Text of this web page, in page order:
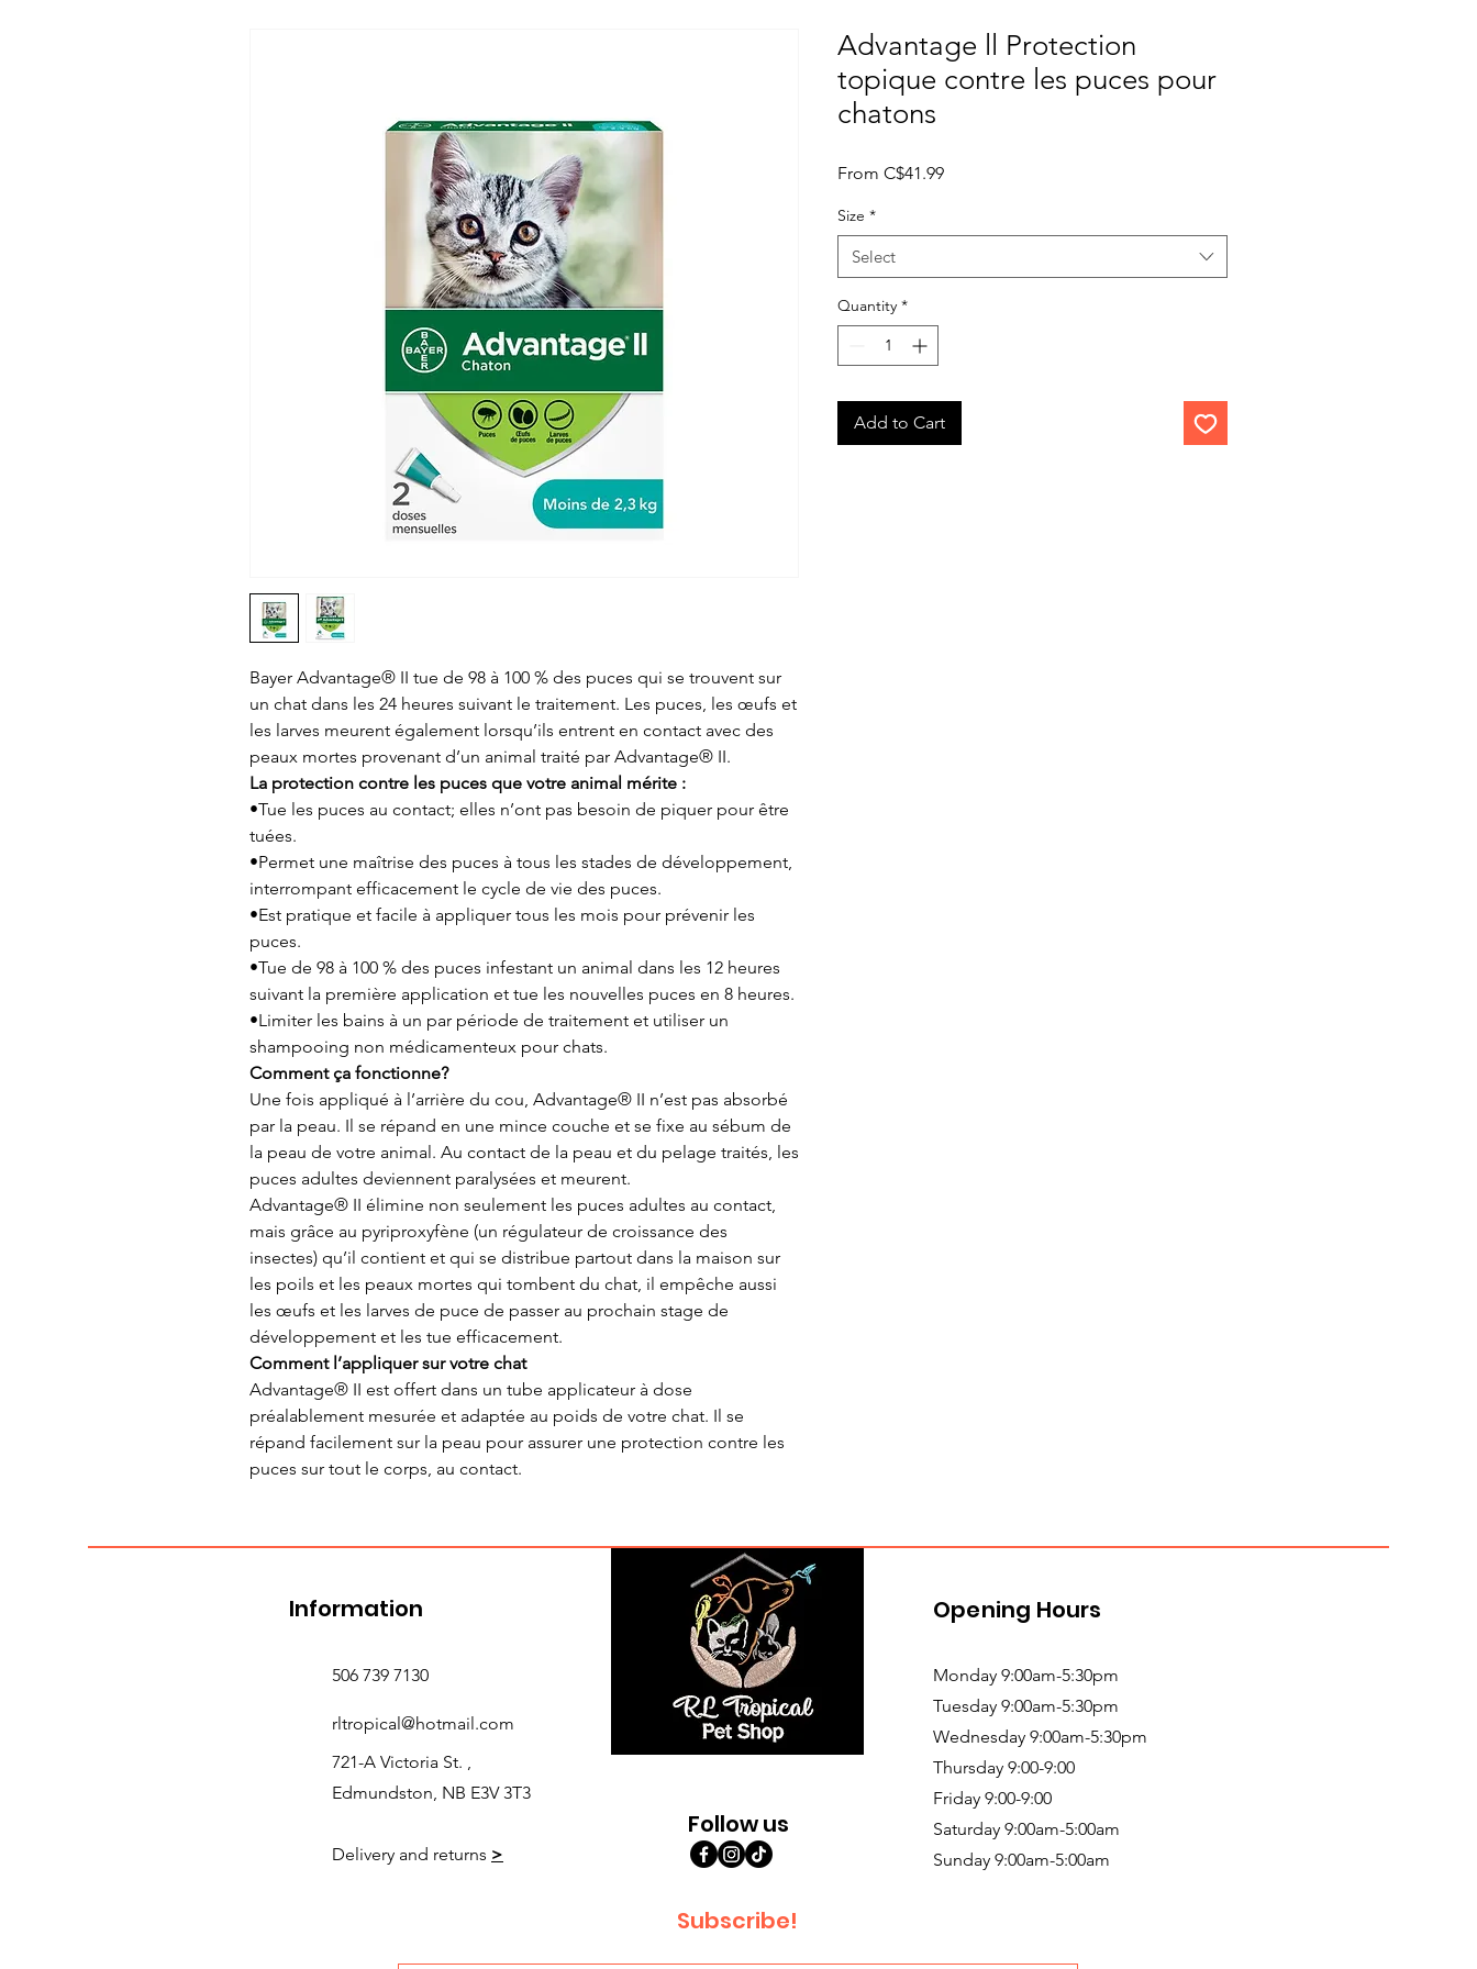
Bayer Advantage® II tue de 98 à 100 % des puces qui se trouvent sur
un chat dans les 24 heures suivant le traitement. Les puces, les œufs et
les larves meurent également lorsqu’ils entrent en contact avec des
peaux mortes provenant d’un animal traité par Advantage® II.
La protection contre les puces que votre animal mérite :
•Tue les puces au contact; elles n’ont pas besoin de piquer pour être
tuées.
•Permet une maîtrise des puces à tous les stades de développement,
interrompant efficacement le cycle de vie des puces.
•Est pratique et facile à appliquer tous les mois pour prévenir les
puces.
•Tue de 98 à 100 % des puces infestant un animal dans les 12 heures
suivant la première application et tue les nouvelles puces en 8 heures.
•Limiter les bains à un par période de traitement et utiliser un
shampooing non médicamenteux pour chats.
Comment ça fonctionne?
Une fois appliqué à l’arrière du cou, Advantage® II n’est pas absorbé
par la peau. Il se répand en une mince couche et se fixe au sébum de
la peau de votre animal. Au contact de la peau et du pelage traités, les
puces adultes deviennent paralysées et meurent.
Advantage® II élimine non seulement les puces adultes au contact,
mais grâce au pyriproxyfène (un régulateur de croissance des
insectes) qu’il contient et qui se distribue partout dans la maison sur
les poils et les peaux mortes qui tombent du chat, il empêche aussi
les œufs et les larves de puce de passer au prochain stage de
développement et les tue efficacement.
Comment l’appliquer sur votre chat
Advantage® II est offert dans un tube applicateur à dose
préalablement mesurée et adaptée au poids de votre chat. Il se
répand facilement sur la peau pour assurer une protection contre les
puces sur tout le corps, au contact.
Advantage ll Protection
topique contre les puces pour
chatons
From C$41.99Sale
Size *
Select
Quantity *
Add to Cart
Follow us
Information
Delivery and returns >
506 739 7130
rltropical@hotmail.com
721-A Victoria St. ,
Edmundston, NB E3V 3T3
Opening Hours
Monday 9:00am-5:30pm
Tuesday 9:00am-5:30pm
Wednesday 9:00am-5:30pm
Thursday 9:00-9:00
Friday 9:00-9:00
Saturday 9:00am-5:00am
Sunday 9:00am-5:00am
Subscribe!